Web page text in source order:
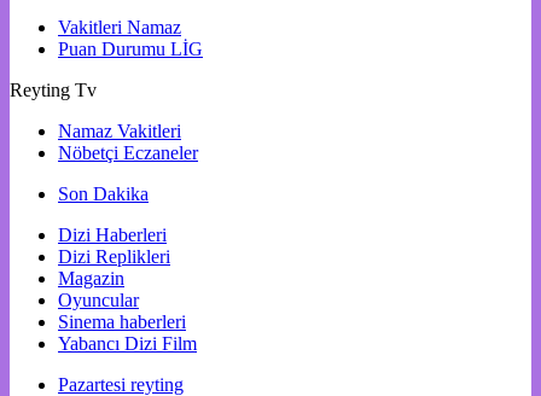
Vakitleri Namaz
Puan Durumu LİG
Reyting Tv
Namaz Vakitleri
Nöbetçi Eczaneler
Son Dakika
Dizi Haberleri
Dizi Replikleri
Magazin
Oyuncular
Sinema haberleri
Yabancı Dizi Film
Pazartesi reyting